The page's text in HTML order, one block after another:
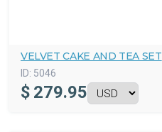
VELVET CAKE AND TEA SET
ID: 5046
$ 279.95